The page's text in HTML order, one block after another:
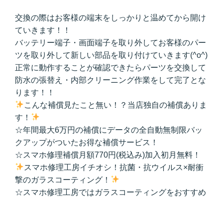
交換の際はお客様の端末をしっかりと温めてから開け
ていきます！！
バッテリー端子・画面端子を取り外してお客様のパー
ツを取り外して新しい部品を取り付けていきます(^o^)
正常に動作することが確認できたらパーツを交換して
防水の張替え・内部クリーニング作業をして完了とな
ります！！
こんな補償見たこと無い！？当店独自の補償ありま
す！
☆年間最大6万円の補償にデータの全自動無制限バッ
クアップがついたお得な補償サービス！
☆スマホ修理補償月額770円(税込み)加入初月無料！
スマホ修理工房イチオシ！抗菌・抗ウイルス×耐衝
撃のガラスコーティング！
☆スマホ修理工房ではガラスコーティングをおすすめ